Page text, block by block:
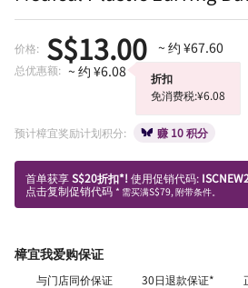
价格: S$13.00 ~ 约 ¥67.60
总优惠额: ~ 约 ¥6.08
折扣
免消费税:¥6.08
预计樟宜奖励计划积分: 赚 10 积分
首单获享S$20折扣*! 使用促销代码:
点击复制促销代码 * 需买满S$79, 附带条件。
樟宜我爱购保证
与门店同价保证 30日退款保证*